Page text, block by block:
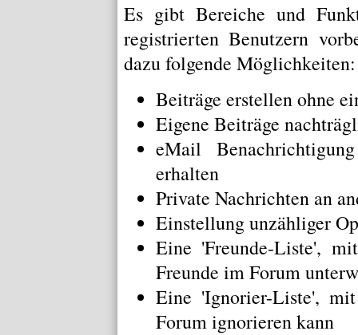
Es gibt Bereiche und
registrierten Benutzern
dazu folgende Möglichkeiten:
Beiträge erstellen ohne
Eigene Beiträge
eMail
erhalten
Private Nachrichten an
Einstellung unzähliger
Eine 'Freunde-Liste',
Freunde im Forum
Eine 'Ignorier-Liste',
Forum ignorieren kann